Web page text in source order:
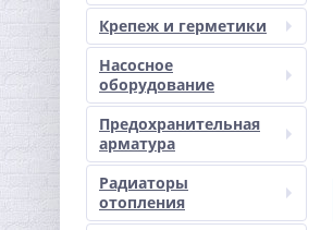
Крепеж и герметики
Насосное
оборудование
Предохранительная
арматура
Радиаторы
отопления